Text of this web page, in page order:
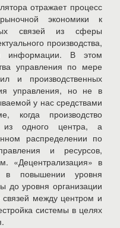
отражает процесс
экономики к
связей из сферы
производства,
информации. В этом
управления по мере
и производственных
управления, но не в
у нас средствами
когда производство
из одного центра, а
распределении по
и ресурсов,
«Децентрализация» в
в повышении уровня
до уровня организации
между центром и
системы в целях